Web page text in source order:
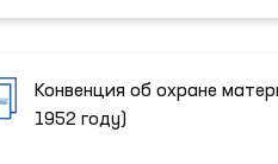
Конвенция об охране
1952 году)